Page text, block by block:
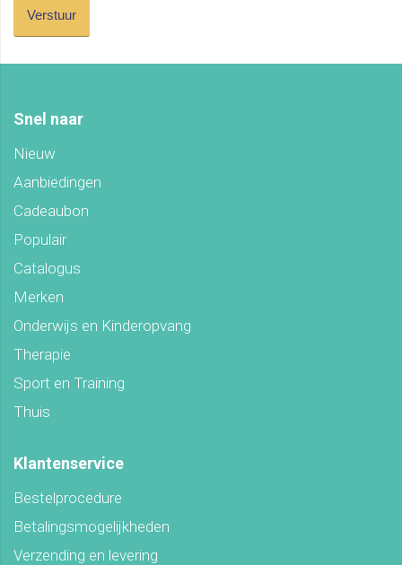
Snel naar
Nieuw
Aanbiedingen
Cadeaubon
Populair
Catalogus
Merken
Onderwijs en Kinderopvang
Therapie
Sport en Training
Thuis
Klantenservice
Bestelprocedure
Betalingsmogelijkheden
Verzending en levering